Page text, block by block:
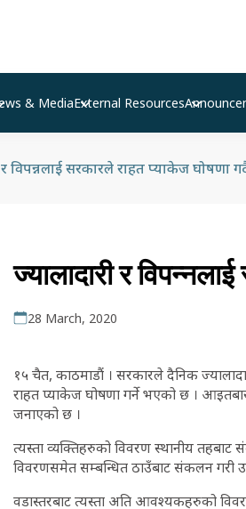
& MediaExternal Resources
र विपन्नलाई सरकारले राहत प्याकेज घोषणा
ज्यालादारी र
28 March, 2020
१५ चैत, काठमाडौं । सरकारले दैनिक
राहत प्याकेज घोषणा गर्ने भएको छ ।
जनाएको छ ।
त्यस्ता व्यक्तिहरुको विवरण स्थानीय तहबाट
विवरणसमेत सम्बन्धित ठाउँबाट संकलन गरी
वडास्तरबाट त्यस्ता अति आवश्यकहरुको